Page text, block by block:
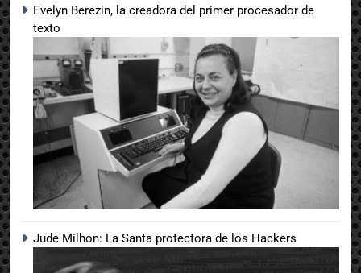
Evelyn Berezin, la creadora del primer procesador de
texto
Jude Milhon: La Santa protectora de los Hackers